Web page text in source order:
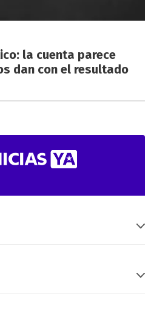
la cuenta parece
dan con el resultado